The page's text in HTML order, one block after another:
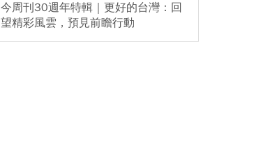
今周刊30週年特輯｜更好的台灣：回
望精彩風雲，預見前瞻行動